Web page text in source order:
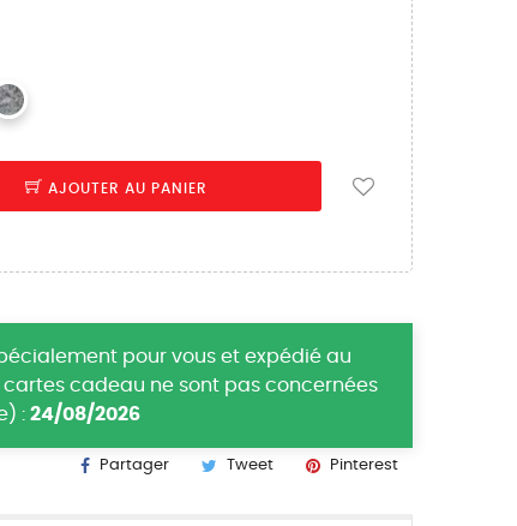
AJOUTER AU PANIER
pour vous et expédié au
cadeau ne sont pas concernées
: 24/08/2026
Partager Tweet Pinterest